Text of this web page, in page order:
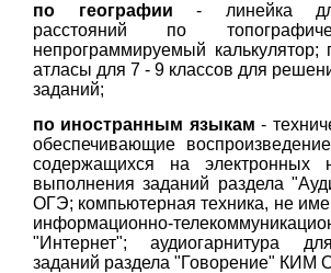
по географии - линейка
расстояний по
непрограммируемый калькулятор;
атласы для 7 - 9 классов для
заданий;
по иностранным языкам -
обеспечивающие
содержащихся на электронных
выполнения заданий раздела
ОГЭ; компьютерная техника, не
информационно-
"Интернет"; аудиогарнитура
заданий раздела "Говорение" КИМ